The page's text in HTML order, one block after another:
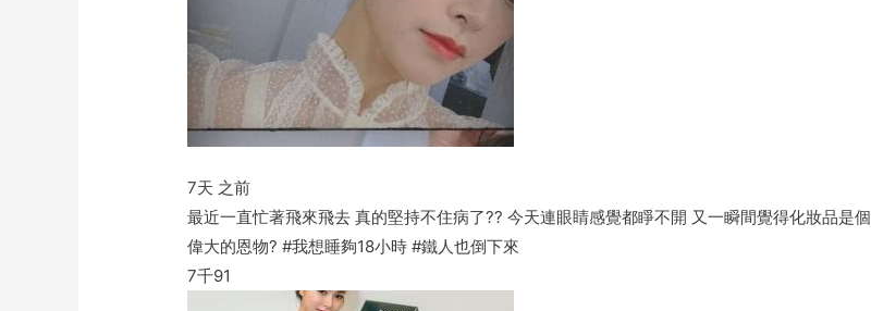
7天 之前
最近一直忙著飛來飛去 真的堅持不住病了?? 今天連眼睛感覺都睜不開 又一瞬間覺得化妝品是個
偉大的恩物? #我想睡夠18小時 #鐵人也倒下來
7千91